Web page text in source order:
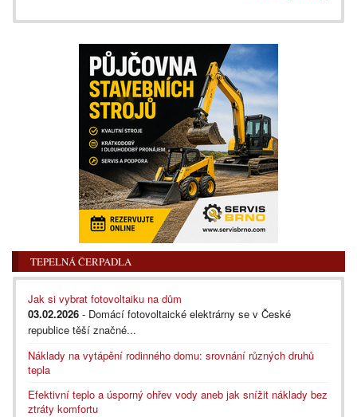
TEPELNÁ ČERPADLA
Jak si vybrat fotovoltaiku na dům
03.02.2026 - Domácí fotovoltaické elektrárny se v České
republice těší značné...
Náklady na vytápění rodinného domu: srovnání různých druhů
tepla
Efektivní teplo a úsporný ohřev vody aneb jak snížit náklady bez
ztráty komfortu